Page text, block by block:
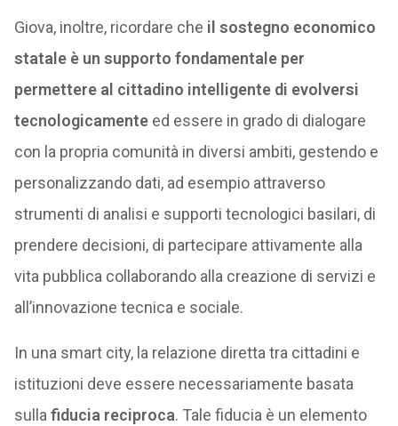
Giova, inoltre, ricordare che il sostegno economico
statale è un supporto fondamentale per
permettere al cittadino intelligente di evolversi
tecnologicamenteed essere in grado di dialogare
con la propria comunità in diversi ambiti, gestendo e
personalizzando dati, ad esempio attraverso
strumenti di analisi e supporti tecnologici basilari, di
prendere decisioni, di partecipare attivamente alla
vita pubblica collaborando alla creazione di servizi e
all’innovazione tecnica e sociale.
In una smart city, la relazione diretta tra cittadini e
istituzioni deve essere necessariamente basata
sulla fiducia reciproca. Tale fiducia è un elemento